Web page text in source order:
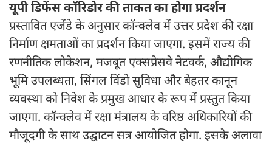
यूपी डिफेंस कॉरिडोर की ताकत का होगा प्रदर्शन
प्रस्तावित एजेंडे के अनुसार कॉन्क्लेव में उत्तर प्रदेश की रक्षा
निर्माण क्षमताओं का प्रदर्शन किया जाएगा. इसमें राज्य की
रणनीतिक लोकेशन, मजबूत एक्सप्रेसवे नेटवर्क, औद्योगिक
भूमि उपलब्धता, सिंगल विंडो सुविधा और बेहतर कानून
व्यवस्था को निवेश के प्रमुख आधार के रूप में प्रस्तुत किया
जाएगा. कॉन्क्लेव में रक्षा मंत्रालय के वरिष्ठ अधिकारियों की
मौजूदगी के साथ उद्घाटन सत्र आयोजित होगा. इसके अलावा